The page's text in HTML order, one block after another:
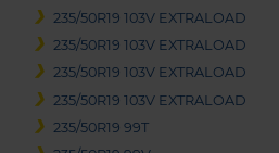
235/50R19 103V EXTRALOAD
235/50R19 103V EXTRALOAD
235/50R19 103V EXTRALOAD
235/50R19 103V EXTRALOAD
235/50R19 99T